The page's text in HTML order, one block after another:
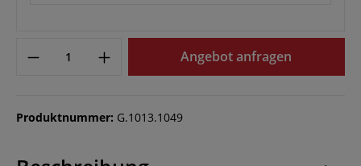
Angebot anfragen
Produktnummer: G.1013.1049